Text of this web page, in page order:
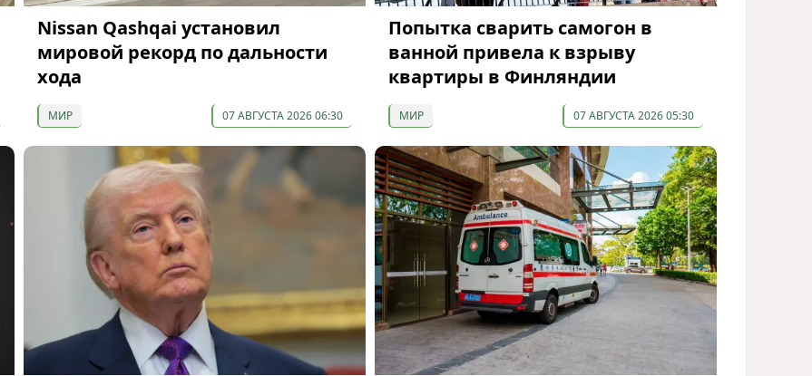
Nissan Qashqai установил
мировой рекорд по дальности
хода
МИР 07 АВГУСТА 2026 06:30
Попытка сварить самогон в
ванной привела к взрыву
квартиры в Финляндии
МИР 07 АВГУСТА 2026 05:30